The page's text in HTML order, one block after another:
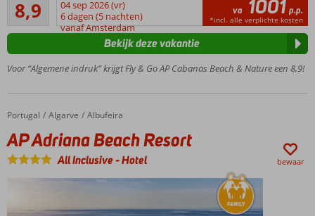
Adult
Only:
minimum
jaar
van
Ria
Formosa
Gelegen
aan een
prachtige
All
8,9
29
beoordelingen
04 sep 2026 (vr)
6 dagen (5 nachten)
vanaf Amsterdam
va 1001 p.p.
*incl. alle verplichte kosten
Voor “Algemene indruk” krijgt Fly & Go AP Cabanas Beach & Nature een 8,9!
Bekijk deze vakantie
Home
Portugal Algarve Albufeira
AP Adriana Beach Resort
AP Adriana Beach Resort
All Inclusive-Hotel bewaar